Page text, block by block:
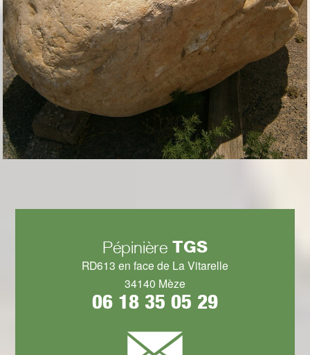
Pépinière TGS
RD613 en face de La Vitarelle
34140 Mèze
06 18 35 05 29